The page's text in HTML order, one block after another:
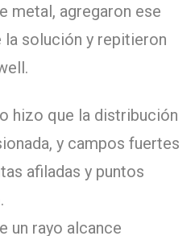
metal, agregaron ese
solución y repitieron
hizo que la distribución
y campos fuertes
afiladas y puntos
un rayo alcance